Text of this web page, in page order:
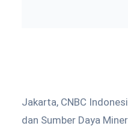
Jakarta, CNBC
dan Sumber Daya